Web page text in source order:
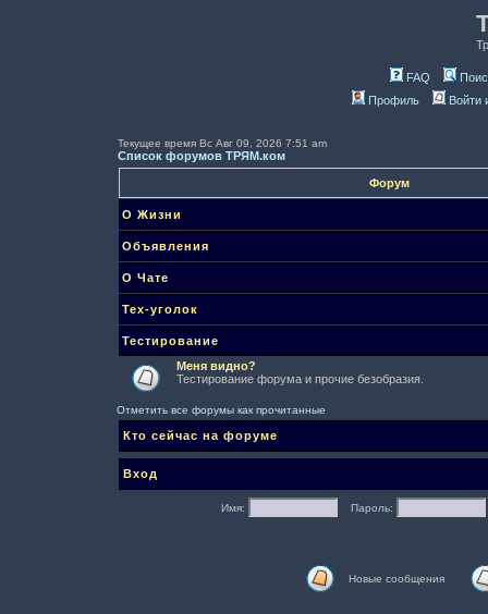
FAQ
Профиль
Войти
Текущее время Вс Авг 09, 2026 7:51 am
Список форумов ТРЯМ.ком
Форум
О Жизни
Объявления
О Чате
Тех-уголок
Тестирование
Меня видно?
Тестирование форума и прочие безобразия.
Отметить все форумы как прочитанные
Кто сейчас на форуме
Вход
Имя: Пароль:
Новые сообщения